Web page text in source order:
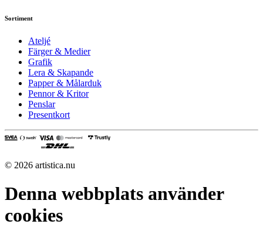
Sortiment
Ateljé
Färger & Medier
Grafik
Lera & Skapande
Papper & Målarduk
Pennor & Kritor
Penslar
Presentkort
© 2026 artistica.nu
Denna webbplats använder
cookies